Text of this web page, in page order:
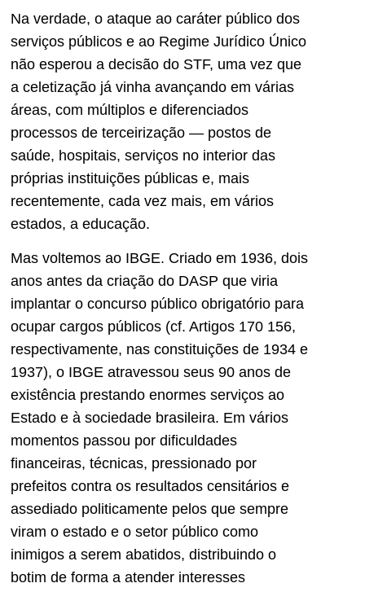
Na verdade, o ataque ao caráter público dos
serviços públicos e ao Regime Jurídico Único
não esperou a decisão do STF, uma vez que
a celetização já vinha avançando em várias
áreas, com múltiplos e diferenciados
processos de terceirização — postos de
saúde, hospitais, serviços no interior das
próprias instituições públicas e, mais
recentemente, cada vez mais, em vários
estados, a educação.
Mas voltemos ao IBGE. Criado em 1936, dois
anos antes da criação do DASP que viria
implantar o concurso público obrigatório para
ocupar cargos públicos (cf. Artigos 170 156,
respectivamente, nas constituições de 1934 e
1937), o IBGE atravessou seus 90 anos de
existência prestando enormes serviços ao
Estado e à sociedade brasileira. Em vários
momentos passou por dificuldades
financeiras, técnicas, pressionado por
prefeitos contra os resultados censitários e
assediado politicamente pelos que sempre
viram o estado e o setor público como
inimigos a serem abatidos, distribuindo o
botim de forma a atender interesses